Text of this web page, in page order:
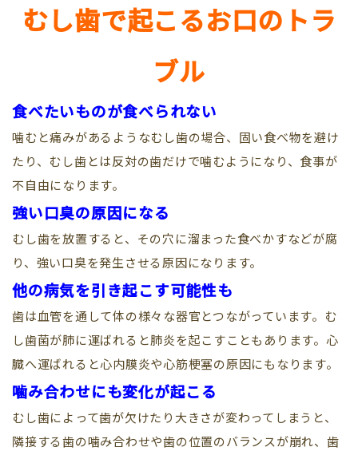
むし歯で起こるお口のトラ
ブル
食べたいものが食べられない
噛むと痛みがあるようなむし歯の場合、固い食べ物を避け
たり、むし歯とは反対の歯だけで噛むようになり、食事が
不自由になります。
強い口臭の原因になる
むし歯を放置すると、その穴に溜まった食べかすなどが腐
り、強い口臭を発生させる原因になります。
他の病気を引き起こす可能性も
歯は血管を通して体の様々な器官とつながっています。む
し歯菌が肺に運ばれると肺炎を起こすこともあります。心
臓へ運ばれると心内膜炎や心筋梗塞の原因にもなります。
噛み合わせにも変化が起こる
むし歯によって歯が欠けたり大きさが変わってしまうと、
隣接する歯の噛み合わせや歯の位置のバランスが崩れ、歯